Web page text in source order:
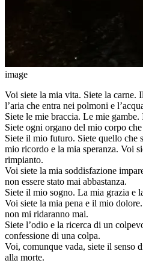
image
Voi siete la mia vita. Siete la carne.
l’aria che entra nei polmoni e
Siete le mie braccia. Le mie
Siete ogni organo del mio corpo
Siete il mio futuro. Siete quello che
mio ricordo e la mia speranza. Voi
rimpianto.
Voi siete la mia soddisfazione
non essere stato mai abbastanza.
Siete il mio sogno. La mia grazia e
Voi siete la mia pena e il mio
non mi ridaranno mai.
Siete l’odio e la ricerca di un
confessione di una colpa.
Voi, comunque vada, siete il senso
alla morte.